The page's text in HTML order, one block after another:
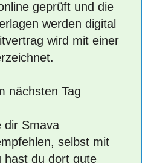
geprüft und die
werden digital
wird mit einer
nächsten Tag
dir Smava
selbst mit
hast du dort gute